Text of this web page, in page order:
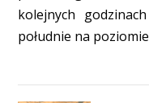
kolejnych
południe na